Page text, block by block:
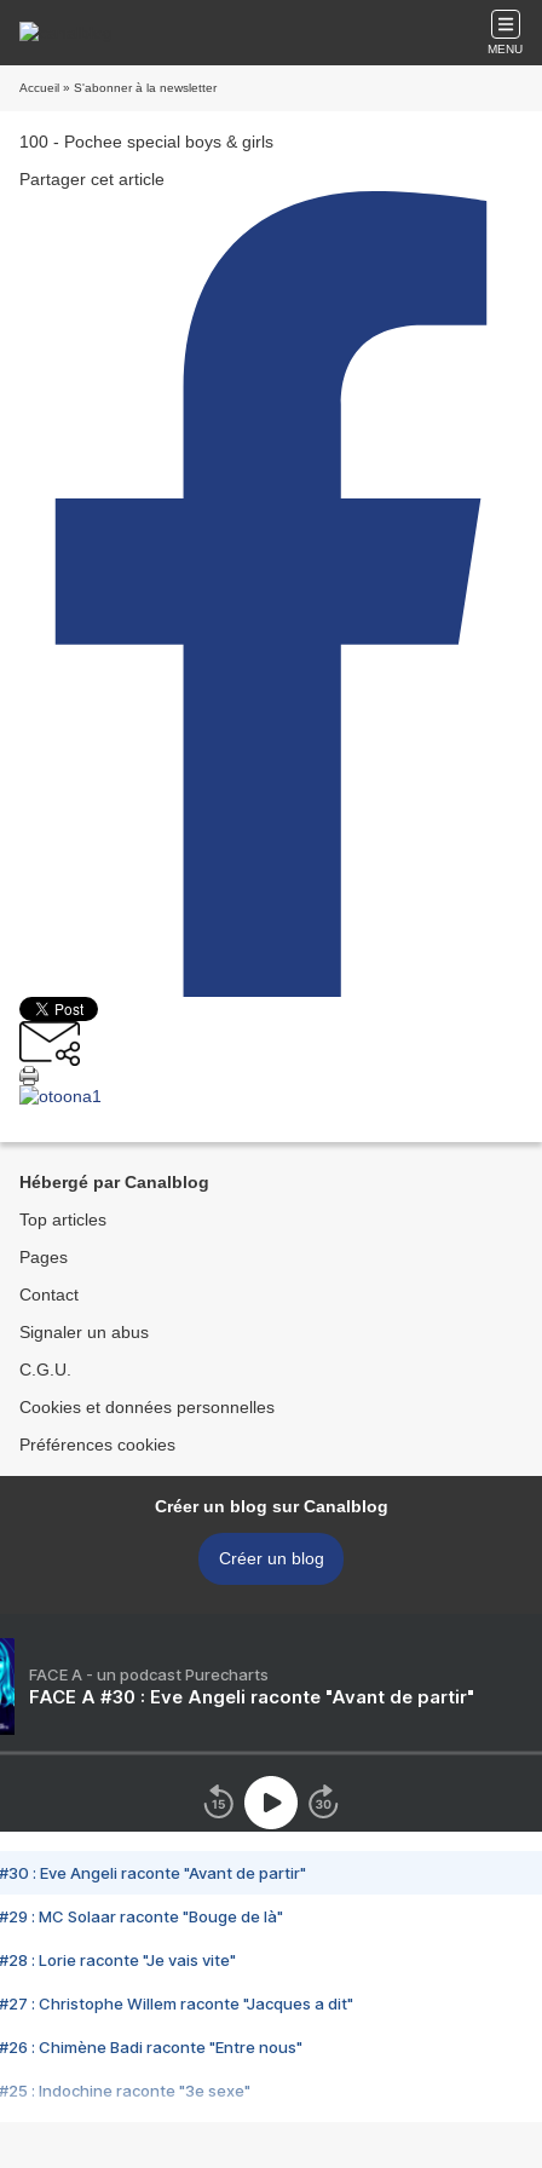
MENU
Accueil » S'abonner à la newsletter
100 - Pochee special boys & girls
Partager cet article
Hébergé par Canalblog
Top articles
Pages
Contact
Signaler un abus
C.G.U.
Cookies et données personnelles
Préférences cookies
Créer un blog sur Canalblog
Créer un blog
FACE A - un podcast Purecharts
FACE A #30 : Eve Angeli raconte "Avant de partir"
#30 : Eve Angeli raconte "Avant de partir"
#29 : MC Solaar raconte "Bouge de là"
#28 : Lorie raconte "Je vais vite"
#27 : Christophe Willem raconte "Jacques a dit"
#26 : Chimène Badi raconte "Entre nous"
#25 : Indochine raconte "3e sexe"